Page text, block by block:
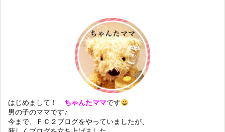
はじめまして！ ちゃんたママです
男の子のママです♪
今まで、ＦＣ２ブログをやっていましたが、